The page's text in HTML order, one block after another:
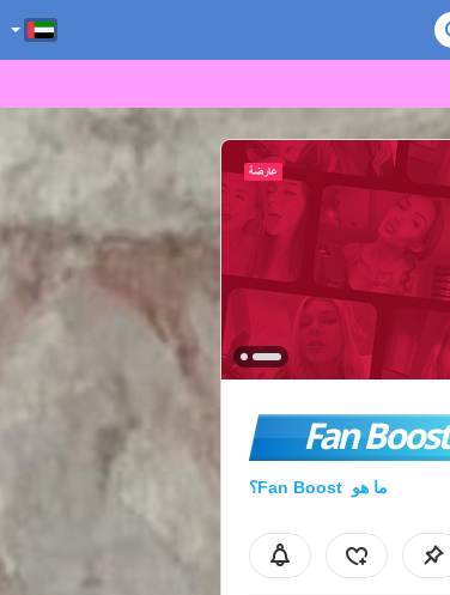
Fan Boost
ما هو Fan Boost؟